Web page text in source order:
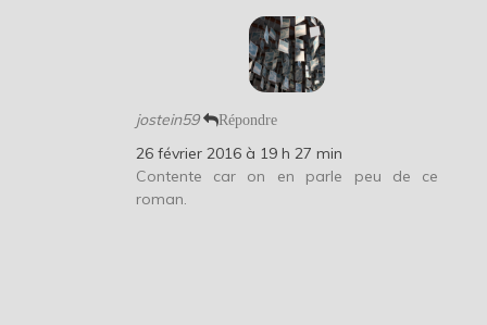
jostein59 Répondre
26 février 2016 à 19 h 27 min
Contente car on en parle peu de ce
roman.